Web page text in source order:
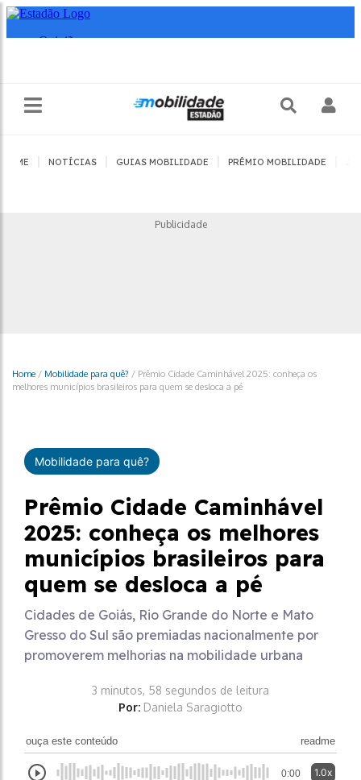
HOME NOTÍCIAS GUIAS MOBILIDADE PRÊMIO MOBILIDADE
Publicidade
Home / Mobilidade para quê? / Prêmio Cidade Caminhável 2025: conheça os
melhores municípios brasileiros para quem se desloca a pé
Mobilidade para quê?
Prêmio Cidade Caminhável
2025: conheça os melhores
municípios brasileiros para
quem se desloca a pé
Cidades de Goiás, Rio Grande do Norte e Mato
Gresso do Sul são premiadas nacionalmente por
promoverem melhorias na mobilidade urbana
3 minutos, 58 segundos de leitura
Por: Daniela Saragiotto
ouça este conteúdo readme
0:00 1.0x